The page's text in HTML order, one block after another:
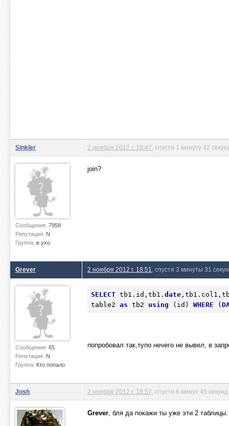
Sinkler
Сообщения: 7958
Репутация: N
Группа: в ухо
2 ноября 2012 г. 18:47 , спустя 1 минуту 42
join?
Grever
Сообщения: 65
Репутация: N
Группа: Кто попало
2 ноября 2012 г. 18:51 , спустя 3 минуты 31
SELECT tb1.id,tb1. date
table2 as tb2 using (id) WHERE (
попробовал так,тупо нечего не вывел, в
Josh 2 ноября 2012 г. 18:57 , спустя 6 минут 45 секунд
Grever, бля да покажи ты уже эти 2